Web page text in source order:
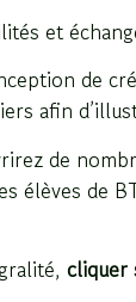
et
de
afin
de
élèves de
cliquer